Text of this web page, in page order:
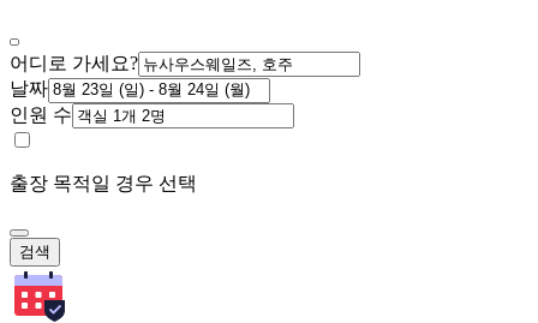
어디로 가세요?
날짜
인원 수
출장 목적일 경우 선택
검색